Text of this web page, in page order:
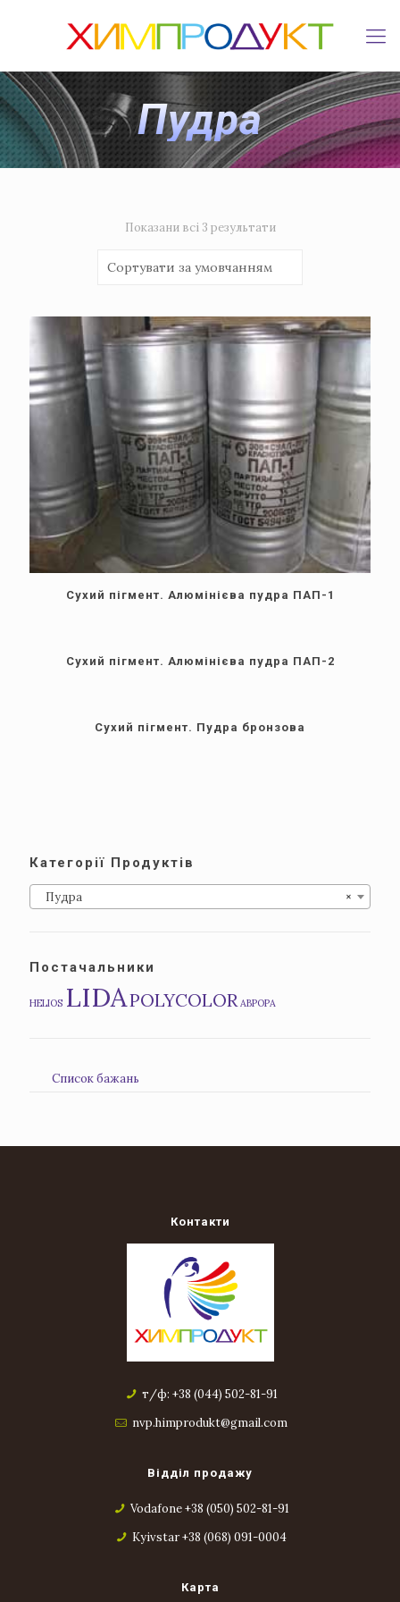
Пудра
Показани всi 3 результати
Сухий пігмент. Алюмінієва пудра ПАП-1
Сухий пігмент. Алюмінієва пудра ПАП-2
Сухий пігмент. Пудра бронзова
Категорії Продуктів
×
Пудра
Постачальники
HELIOS LIDAPOLYCOLOR АВРОРА
Список бажань
Контакти
т/ф: +38 (044) 502-81-91
nvp.himprodukt@gmail.com
Відділ продажу
Vodafone +38 (050) 502-81-91
Kyivstar +38 (068) 091-0004
Карта